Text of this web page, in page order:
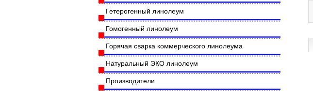
Гетерогенный линолеум
Гомогенный линолеум
Горячая сварка коммерческого линолеума
Натуральный ЭКО линолеум
Производители